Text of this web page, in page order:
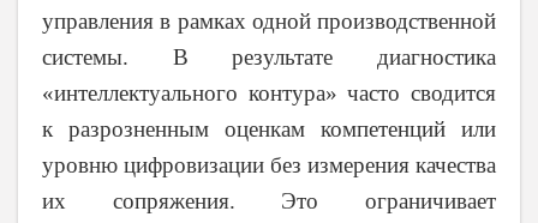
управления в рамках одной производственной
системы. В результате диагностика
«интеллектуального контура» часто сводится
к разрозненным оценкам компетенций или
уровню цифровизации без измерения качества
их сопряжения. Это ограничивает